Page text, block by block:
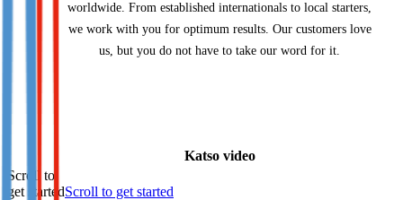
worldwide. From established internationals to local starters,
we work with you for optimum results. Our customers love
us, but you do not have to take our word for it.
Katso video
Scroll to
get startedScroll to get started